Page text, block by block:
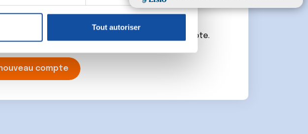
à partir de la déclaration sur les cookies.
celles-ci avec d'autres informations que
de leurs services.
Tout autoriser
besoin de vous connecter ou de créer un compte.
compte